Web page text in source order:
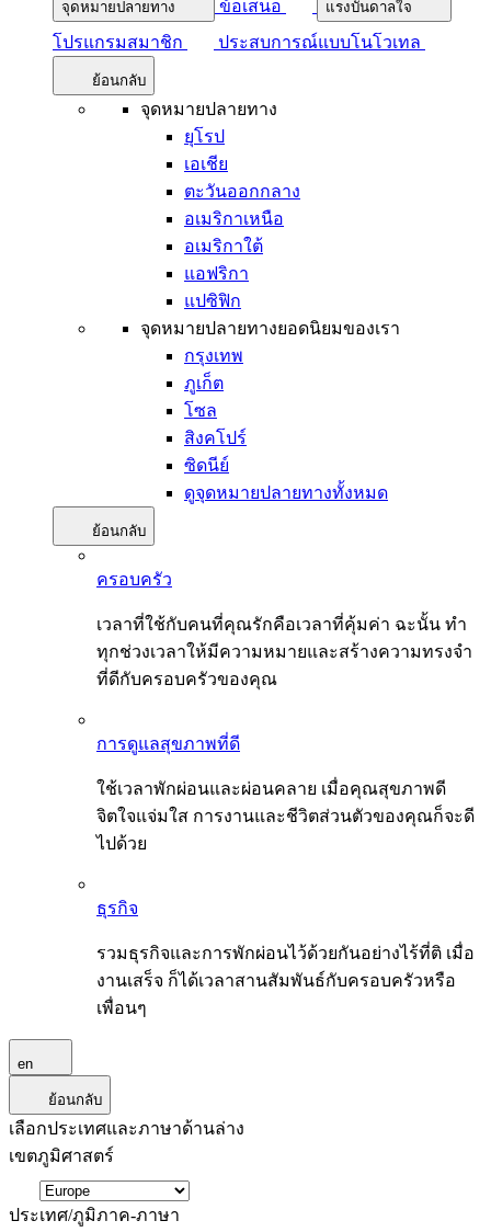
จุดหมายปลายทาง ข้อเสนอ แรงบันดาลใจ
โปรแกรมสมาชิก ประสบการณ์แบบโนโวเทล
ย้อนกลับ
จุดหมายปลายทาง
ยุโรป
เอเชีย
ตะวันออกกลาง
อเมริกาเหนือ
อเมริกาใต้
แอฟริกา
แปซิฟิก
จุดหมายปลายทางยอดนิยมของเรา
กรุงเทพ
ภูเก็ต
โซล
สิงคโปร์
ซิดนีย์
ดูจุดหมายปลายทางทั้งหมด
ย้อนกลับ
ครอบครัว
เวลาที่ใช้กับคนที่คุณรักคือเวลาที่คุ้มค่า ฉะนั้น ทำ
ทุกช่วงเวลาให้มีความหมายและสร้างความทรงจำ
ที่ดีกับครอบครัวของคุณ
การดูแลสุขภาพที่ดี
ใช้เวลาพักผ่อนและผ่อนคลาย เมื่อคุณสุขภาพดี
จิตใจแจ่มใส การงานและชีวิตส่วนตัวของคุณก็จะดี
ไปด้วย
ธุรกิจ
รวมธุรกิจและการพักผ่อนไว้ด้วยกันอย่างไร้ที่ติ เมื่อ
งานเสร็จ ก็ได้เวลาสานสัมพันธ์กับครอบครัวหรือ
เพื่อนๆ
en
ย้อนกลับ
เลือกประเทศและภาษาด้านล่าง
เขตภูมิศาสตร์
ประเทศ/ภูมิภาค-ภาษา